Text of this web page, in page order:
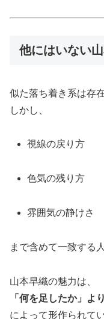
他にはいない
似た落ち着き系は存
しかし、
視線の戻り方
色気の残り方
雰囲気の静けさ
まで含めて一致する
山本早織の魅力は、
「何を足したか」よ
によって形作られて